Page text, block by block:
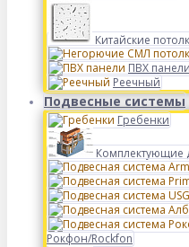
Китайские
ПВХ панели
Реечный
Подвесные системы
Гребенки
Комплектующие
Рокфон/Rockfon